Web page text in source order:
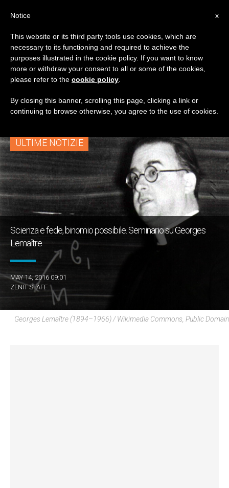
TAG
Posts Tagged ‘big
Bang’
ULTIME NOTIZIE
Scienza e fede, binomio possibile. Seminario su Georges
Lemaître
MAY 14, 2016 09:01
ZENIT STAFF
Georges Lemaître (1894–1966) / Wikimedia Commons, Public Domain
x
Notice
This website or its third party tools use cookies, which are
necessary to its functioning and required to achieve the
purposes illustrated in the cookie policy. If you want to know
more or withdraw your consent to all or some of the cookies,
please refer to the cookie policy
By closing this banner, scrolling this page, clicking a link or
continuing to browse otherwise, you agree to the use of cookies.